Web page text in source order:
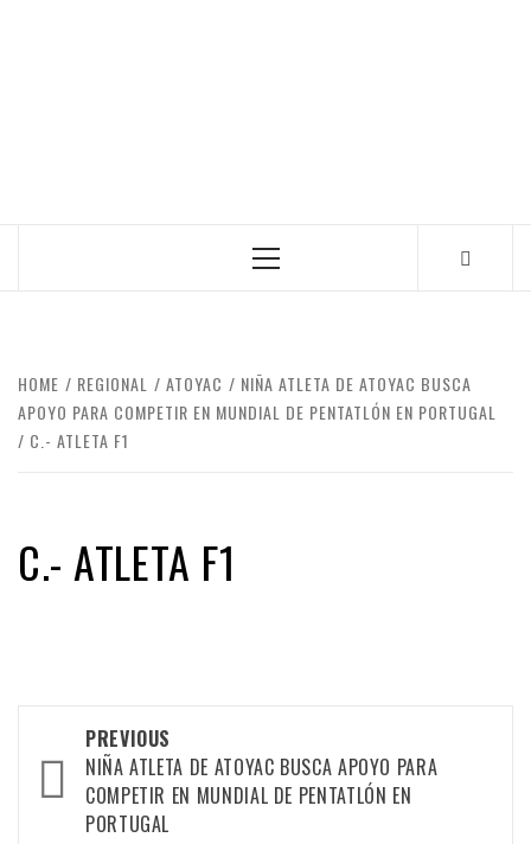
Primary
HOME REGIONAL ATOYAC
NIÑA ATLETA DE ATOYAC BUSCA
APOYO PARA COMPETIR EN MUNDIAL DE PENTATLÓN EN PORTUGAL
C.- ATLETA F1
C.- ATLETA F1
navigation
PREVIOUS
NIÑA ATLETA DE ATOYAC BUSCA APOYO PARA
COMPETIR EN MUNDIAL DE PENTATLÓN EN
PORTUGAL